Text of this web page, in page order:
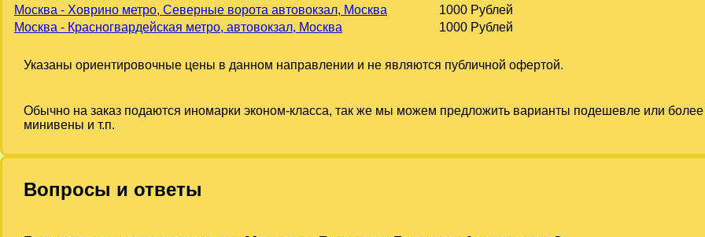
Москва - Ховрино метро, Северные ворота автовокзал, Москва
1000 Рублей
Москва - Красногвардейская метро, автовокзал, Москва
1000 Рублей
Указаны ориентировочные цены в данном направлении и не являются публичной офертой.
Обычно на заказ подаются иномарки эконом-класса, так же мы можем предложить варианты подешевле или
минивены и т.п.
Вопросы и ответы